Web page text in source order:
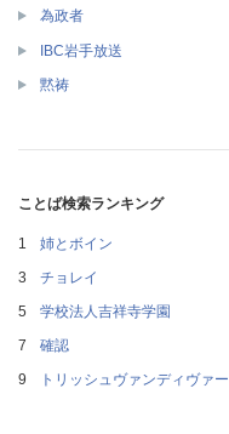
為政者
IBC岩手放送
黙祷
ことば検索ランキング
姉とボイン
チョレイ
学校法人吉祥寺学園
確認
トリッシュヴァンディヴァー